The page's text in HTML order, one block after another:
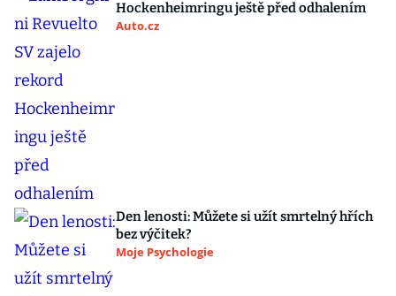
Hockenheimringu ještě před odhalením
Auto.cz
Den lenosti: Můžete si užít smrtelný hřích
bez výčitek?
Moje Psychologie